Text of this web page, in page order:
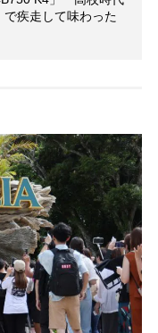
疾走して味わった